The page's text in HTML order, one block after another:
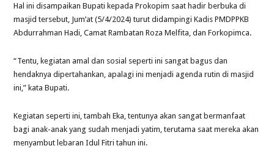
Hal ini disampaikan Bupati kepada Prokopim saat hadir berbuka di
masjid tersebut, Jum’at (5/4/2024) turut didampingi Kadis PMDPPKB
Abdurrahman Hadi, Camat Rambatan Roza Melfita, dan Forkopimca.
“Tentu, kegiatan amal dan sosial seperti ini sangat bagus dan
hendaknya dipertahankan, apalagi ini menjadi agenda rutin di masjid
ini,” kata Bupati.
Kegiatan seperti ini, tambah Eka, tentunya akan sangat bermanfaat
bagi anak-anak yang sudah menjadi yatim, terutama saat mereka akan
menyambut lebaran Idul Fitri tahun ini.